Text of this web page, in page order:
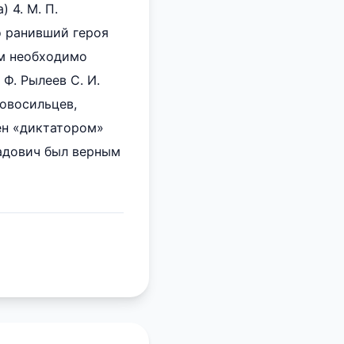
4. М. П.
героя
необходимо
Ф. Рылеев С. И.
«диктатором»
был верным